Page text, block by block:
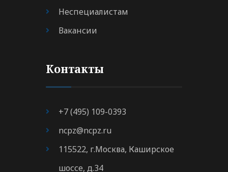
Неспециалистам
Вакансии
Контакты
+7 (495) 109-0393
ncpz@ncpz.ru
115522, г.Москва, Каширское
шоссе, д.34